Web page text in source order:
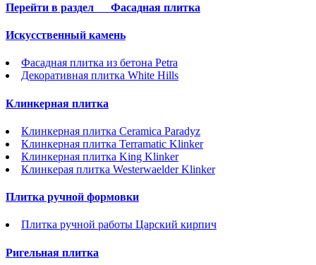
Перейти в раздел Фасадная плитка
Искусственный камень
Фасадная плитка из бетона Petra
Декоративная плитка White Hills
Клинкерная плитка
Клинкерная плитка Ceramica Paradyz
Клинкерная плитка Terramatic Klinker
Клинкерная плитка King Klinker
Клинкерая плитка Westerwaelder Klinker
Плитка ручной формовки
Плитка ручной работы Царский кирпич
Ригельная плитка